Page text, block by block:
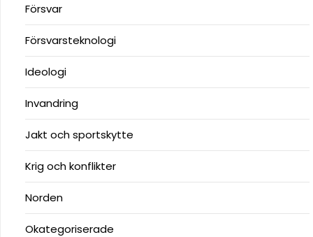
Försvar
Försvarsteknologi
Ideologi
Invandring
Jakt och sportskytte
Krig och konflikter
Norden
Okategoriserade